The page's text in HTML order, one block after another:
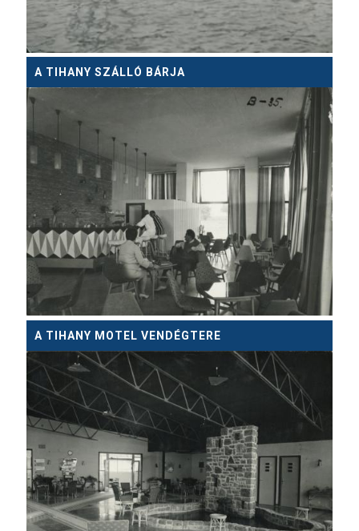
A TIHANY SZÁLLÓ BÁRJA
A TIHANY MOTEL VENDÉGTERE